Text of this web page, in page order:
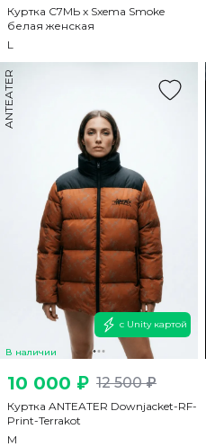
Куртка С7МЬ x Sxema Smoke
белая женская
L
В наличии
ANTEATER
с Unity картой
10 000 ₽ 12 500 ₽
Куртка ANTEATER Downjacket-RF-
Print-Terrakot
M